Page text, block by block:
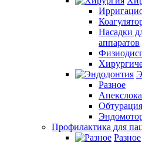
Насадки
аппаратов
Разное
Обтурация
Профилактика для
Разное